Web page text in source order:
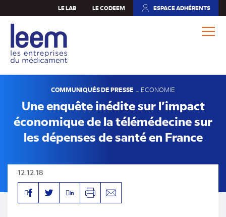
au
contenu
principal
LE LAB LE CODEEM ESPACE ADHÉRENTS
(NOUVEL
COMMUNIQUÉS DE PRESSE - ECONOMIE
Une enquête inédite sur l’impact
économique de la télémédecine sur
les dépenses de santé en France
12.12.18
FacebookTwitterLinkedinImprimerEnvoyer